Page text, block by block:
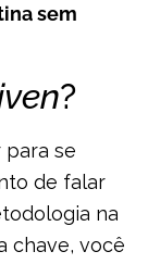
sem
?
para se
de falar
na
chave, você